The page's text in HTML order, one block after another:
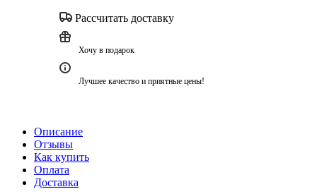
Рассчитать доставку
Хочу в подарок
Лучшее качество и приятные цены!
Описание
Отзывы
Как купить
Оплата
Доставка